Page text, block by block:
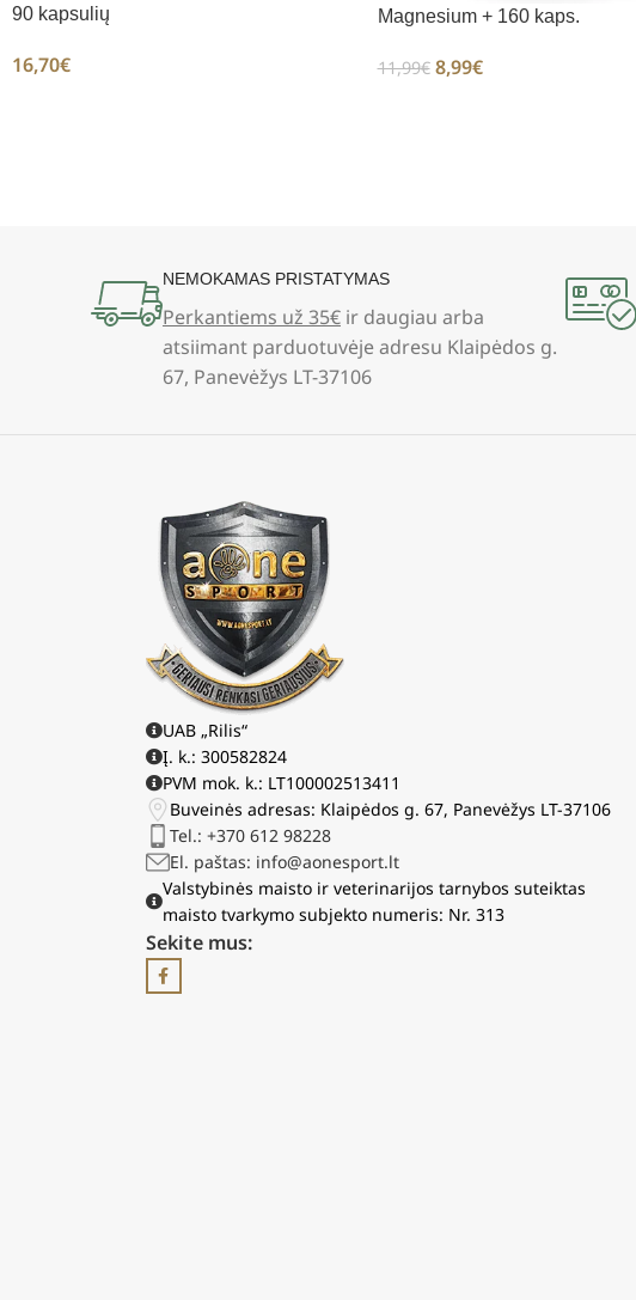
90 kapsulių
16,70€
Magnesium + 160 kaps.
11,99€ 8,99€
NEMOKAMAS PRISTATYMAS
Perkantiems už 35€ir daugiau arba
atsiimant parduotuvėje adresu Klaipėdos g.
67, Panevėžys LT-37106
UAB „Rilis“
Į. k.: 300582824
PVM mok. k.: LT100002513411
Buveinės adresas: Klaipėdos g. 67, Panevėžys LT-37106
Tel.: +370 612 98228
El. paštas: info@aonesport.lt
Valstybinės maisto ir veterinarijos tarnybos suteiktas
maisto tvarkymo subjekto numeris: Nr. 313
Sekite mus: